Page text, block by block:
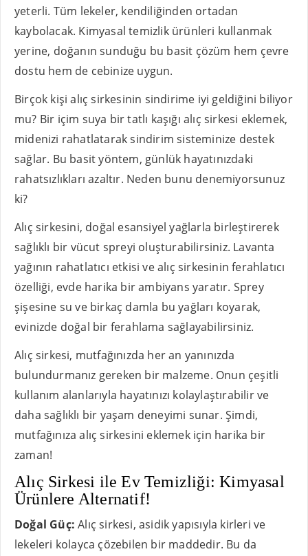
yeterli. Tüm lekeler, kendiliğinden ortadan
kaybolacak. Kimyasal temizlik ürünleri kullanmak
yerine, doğanın sunduğu bu basit çözüm hem çevre
dostu hem de cebinize uygun.
Birçok kişi alıç sirkesinin sindirime iyi geldiğini biliyor
mu? Bir içim suya bir tatlı kaşığı alıç sirkesi eklemek,
midenizi rahatlatarak sindirim sisteminize destek
sağlar. Bu basit yöntem, günlük hayatınızdaki
rahatsızlıkları azaltır. Neden bunu denemiyorsunuz
ki?
Alıç sirkesini, doğal esansiyel yağlarla birleştirerek
sağlıklı bir vücut spreyi oluşturabilirsiniz. Lavanta
yağının rahatlatıcı etkisi ve alıç sirkesinin ferahlatıcı
özelliği, evde harika bir ambiyans yaratır. Sprey
şişesine su ve birkaç damla bu yağları koyarak,
evinizde doğal bir ferahlama sağlayabilirsiniz.
Alıç sirkesi, mutfağınızda her an yanınızda
bulundurmanız gereken bir malzeme. Onun çeşitli
kullanım alanlarıyla hayatınızı kolaylaştırabilir ve
daha sağlıklı bir yaşam deneyimi sunar. Şimdi,
mutfağınıza alıç sirkesini eklemek için harika bir
zaman!
Alıç Sirkesi ile Ev Temizliği: Kimyasal
Ürünlere Alternatif!
Doğal Güç: Alıç sirkesi, asidik yapısıyla kirleri ve
lekeleri kolayca çözebilen bir maddedir. Bu da